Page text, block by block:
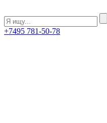
+7495 781-50-78